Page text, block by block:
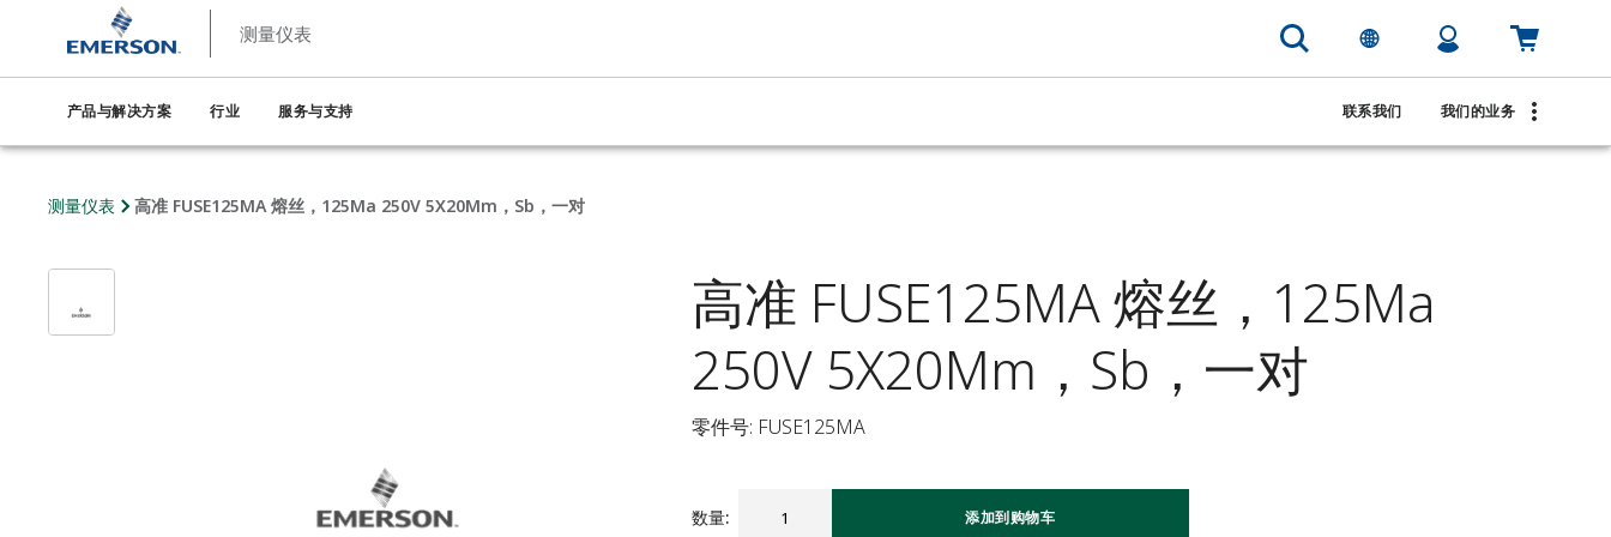
测量仪表
产品与解决方案 行业 服务与支持 联系我们 我们的业务
测量仪表 高准 FUSE125MA 熔丝，125Ma 250V 5X20Mm，Sb，一对
高准 FUSE125MA 熔丝，125Ma
250V 5X20Mm，Sb，一对
零件号: FUSE125MA
数量: 添加到购物车